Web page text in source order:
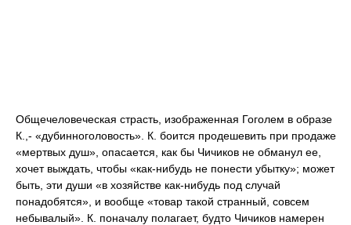
Общечеловеческая страсть, изображенная Гоголем в образе
К.,- «дубинноголовость». К. боится продешевить при продаже
«мертвых душ», опасается, как бы Чичиков не обманул ее,
хочет выждать, чтобы «как-нибудь не понести убытку»; может
быть, эти души «в хозяйстве как-нибудь под случай
понадобятся», и вообще «товар такой странный, совсем
небывалый». К. поначалу полагает, будто Чичиков намерен